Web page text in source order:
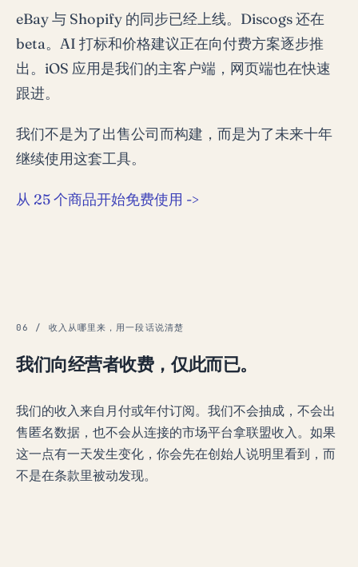
eBay 与 Shopify 的同步已经上线。Discogs 还在
beta。AI 打标和价格建议正在向付费方案逐步推
出。iOS 应用是我们的主客户端，网页端也在快速
跟进。
我们不是为了出售公司而构建，而是为了未来十年
继续使用这套工具。
从 25 个商品开始免费使用 ->
06 / 收入从哪里来，用一段话说清楚
我们向经营者收费，仅此而已。
我们的收入来自月付或年付订阅。我们不会抽成，不会出
售匿名数据，也不会从连接的市场平台拿联盟收入。如果
这一点有一天发生变化，你会先在创始人说明里看到，而
不是在条款里被动发现。